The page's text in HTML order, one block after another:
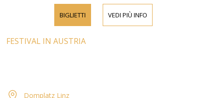
BIGLIETTI VEDI PIÙ INFO
FESTIVAL IN AUSTRIA
Domplatz Linz